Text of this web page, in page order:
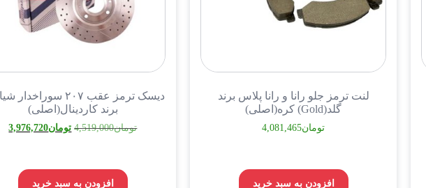
لنت ترمز جلو رانا و رانا پلاس برند
گلد(Gold) کره(اصلی)
تومان4,081,465
افزودن به سبد خرید
دیسک ترمز عقب ۲۰۷ سوراخدار
برند کاردینال(اصلی)
تومان4,519,000 تومان3,976,720
افزودن به سبد خرید